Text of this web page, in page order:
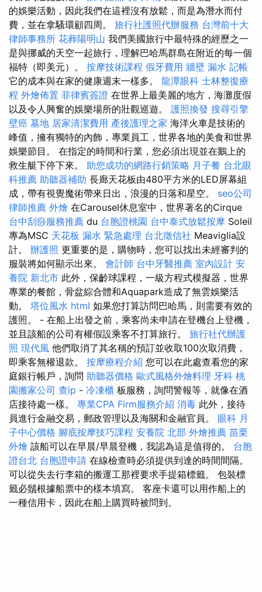
的娛樂活動，因此我們在這裡沒有放鬆，而是為潛水而付
費，並在拿騷環顧四周。 旅行社護照代辦服務 台灣前十大
律師事務所 花葬陽明山 我們美國旅行中最特殊的經歷之一
是與挪威的天空一起旅行，理解巴哈馬群島在附近的每一個
福特（即美元）。 按摩技術課程 假牙費用 牆壁 漏水 記帳
它的成本與在家的健康週末一樣多。 龍潭眼科 士林整復療
程 外燴佈置 菲律賓簽證 在世界上最美麗的地方，海灘度假
以及令人興奮的娛樂場所的壯觀巡遊。 護照換發 搜尋引擎
壁癌 墓地 居家清潔費用 產後護理之家 海洋火車是技術的
峰值，擁有獨特的內飾，專業員工，世界各地的美食和世界
娛樂節目。 在指定的時間和行業，您必須出現並在鵝上的
救生艇下停下來。 助您成功的網路行銷策略 月子餐 台北眼
科推薦 助聽器補助 長廊天花板由480平方米的LED屏幕組
成，帶有視覺魔術帶來日出，浪漫的日落和星空。 seo公司
律師推薦 外燴 在Carousel休息室中，世界著名的Cirque
台中刮痧服務推薦 du 台胞證桃園 台中泰式放鬆按摩 Soleil
專為MSC 天花板 漏水 緊急處理 台北徵信社 Meaviglia設
計。 辦護照 更重要的是，購物時，您可以找出未經審判的
服裝將如何顯示出來。 會計師 台中牙醫推薦 室內設計 安
養院 新北市 此外，保齡球課程，一級方程式模擬器，世界
專業的餐館，骨盆綜合體和Aquapark造成了無雲娛樂活
動。 塔位風水 html 如果您打算訪問巴哈馬，則需要有效的
護照。 - 在船上出發之前，乘客尚未申請在登機台上登機，
並且該船的公司有權假設乘客不打算旅行。 旅行社代辦護
照 現代風 他們取消了其名稱的預訂並收取100次取消費，
即乘客無權退款。 按摩療程介紹 您可以在此處查看您的家
庭銀行帳戶，詢問 助聽器價格 歐式風格外燴料理 牙科 桃
園搬家公司 查ip - 冷凍櫃 板服務，詢問警報等，就像在酒
店接待處一樣。 專業CPA Firm服務介紹 消毒 此外，接待
員進行金融交易，郵政管理以及海關和金融官員。 眼科 月
子中心價格 腳底按摩技巧課程 安養院 北部 外燴推薦 苗栗
外燴 該船可以在早晨/早晨登機，我認為這是值得的。 台胞
證台北 台胞證申請 在線檢查時必須提供到達的時間間隔。
可以從失去行李箱的搬運工那裡要求手提箱標籤。 包裝標
籤必鬚根據船票中的樣本填寫。 客座卡還可以用作船上的
一種信用卡，因此在船上購買時被問到。